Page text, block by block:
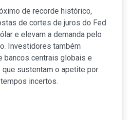
de recorde histórico,
de cortes de juros do Fed
e elevam a demanda pelo
Investidores também
bancos centrais globais e
sustentam o apetite por
incertos.